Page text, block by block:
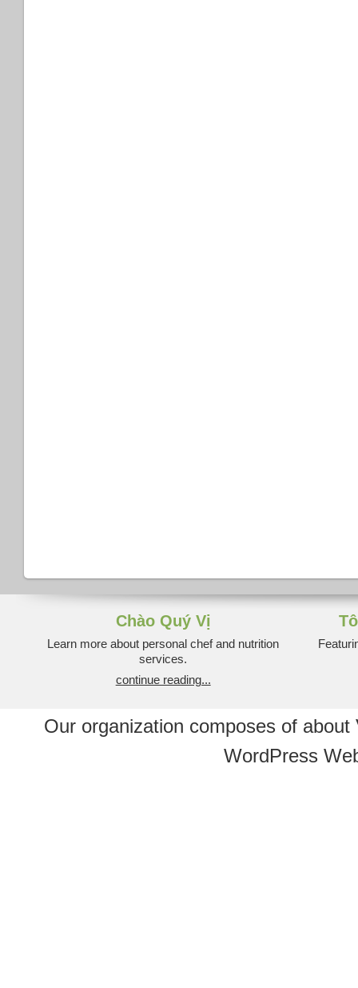
Chào Quý Vị
Learn more about personal chef and nutrition
services.
continue reading...
Our organization composes of
WordPress